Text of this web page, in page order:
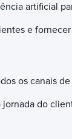
artificial
e
os canais
do